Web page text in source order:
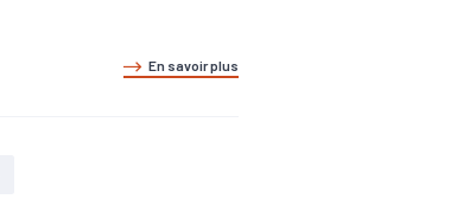
En savoir plus